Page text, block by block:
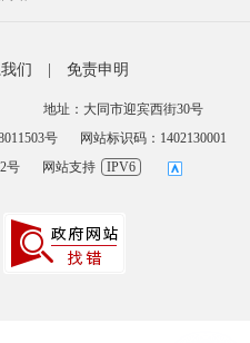
们 免责申明
地址：大同市迎宾西街30号
号
网站标识码：1402130001
号
网站支持 IPV6